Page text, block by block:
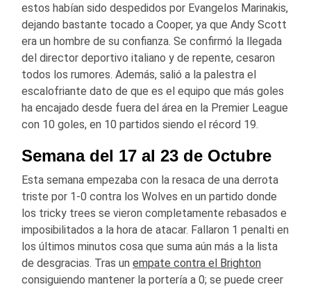
estos habían sido despedidos por Evangelos Marinakis,
dejando bastante tocado a Cooper, ya que Andy Scott
era un hombre de su confianza. Se confirmó la llegada
del director deportivo italiano y de repente, cesaron
todos los rumores. Además, salió a la palestra el
escalofriante dato de que es el equipo que más goles
ha encajado desde fuera del área en la Premier League
con 10 goles, en 10 partidos siendo el récord 19.
Semana del 17 al 23 de Octubre
Esta semana empezaba con la resaca de una derrota
triste por 1-0 contra los Wolves en un partido donde
los tricky trees se vieron completamente rebasados e
imposibilitados a la hora de atacar. Fallaron 1 penalti en
los últimos minutos cosa que suma aún más a la lista
de desgracias. Tras un empate contra el Brighton
consiguiendo mantener la portería a 0; se puede creer